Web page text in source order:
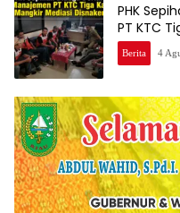
PHK
PT KTC
Berita 4